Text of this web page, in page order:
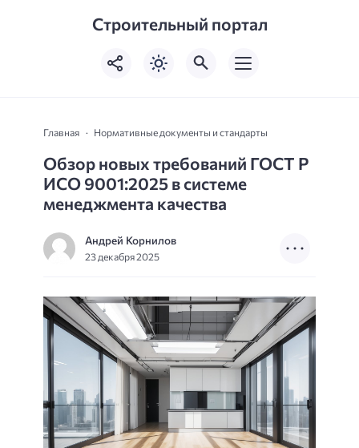
Строительный портал
Главная Нормативные документы и стандарты
Обзор новых требований ГОСТ Р
ИСО 9001:2025 в системе
менеджмента качества
Андрей Корнилов
23 декабря 2025